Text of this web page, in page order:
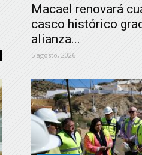
Macael renovará
casco histórico
alianza...
5 agosto, 2026